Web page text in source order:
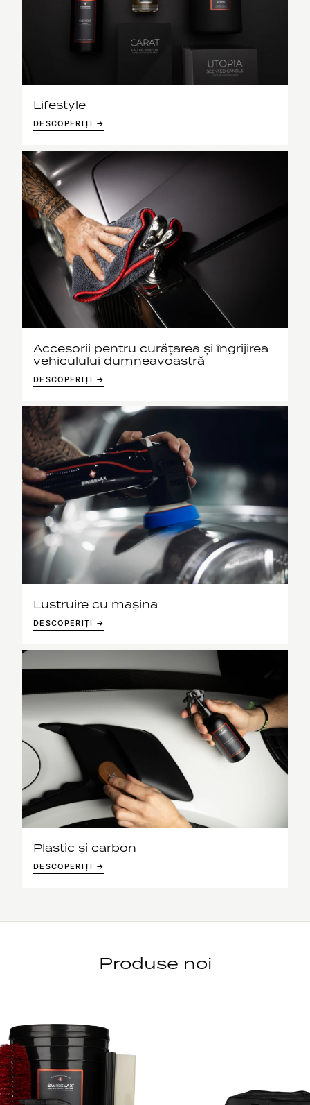
Lifestyle
DESCOPERIȚI →
Accesorii pentru curățarea și îngrijirea
vehiculului dumneavoastră
DESCOPERIȚI →
Lustruire cu mașina
DESCOPERIȚI →
Plastic și carbon
DESCOPERIȚI →
Produse noi